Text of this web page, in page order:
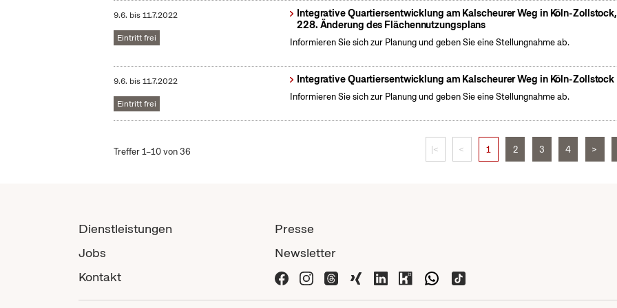
9.6. bis11.7.2022
Eintritt frei
Integrative Quartiersentwicklung am Kalscheurer Weg in Köln-Zollstock,
228. Änderung des Flächennutzungsplans
Informieren Sie sich zur Planung und geben Sie eine Stellungnahme ab.
9.6. bis11.7.2022
Eintritt frei
Integrative Quartiersentwicklung am Kalscheurer Weg in Köln-Zollstock
Informieren Sie sich zur Planung und geben Sie eine Stellungnahme ab.
Treffer 1–10 von 36 |< < 1 2 3 4 >
Dienstleistungen
Jobs
Kontakt
Presse
Newsletter